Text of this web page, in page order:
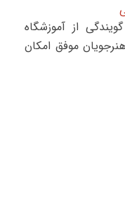
از آموزشگاه
موفق امکان